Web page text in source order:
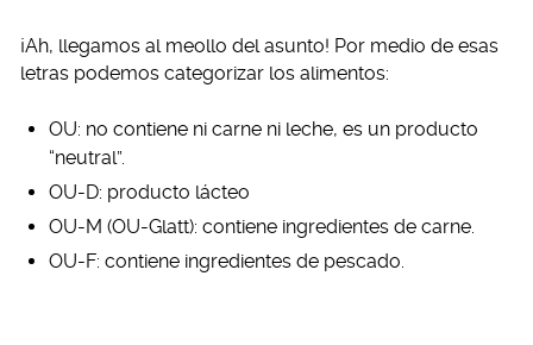
¡Ah, llegamos al meollo del asunto! Por medio de esas
letras podemos categorizar los alimentos:
OU: no contiene ni carne ni leche, es un producto
“neutral”.
OU-D: producto lácteo
OU-M (OU-Glatt): contiene ingredientes de carne.
OU-F: contiene ingredientes de pescado.